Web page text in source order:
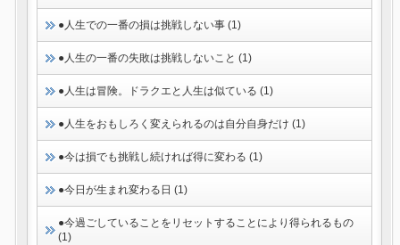
●人生での一番の損は挑戦しない事 (1)
●人生の一番の失敗は挑戦しないこと (1)
●人生は冒険。ドラクエと人生は似ている (1)
●人生をおもしろく変えられるのは自分自身だけ (1)
●今は損でも挑戦し続ければ得に変わる (1)
●今日が生まれ変わる日 (1)
●今過ごしていることをリセットすることにより得られるもの
(1)